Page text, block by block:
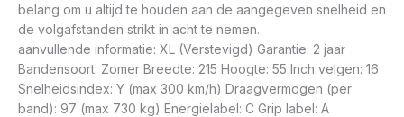
belang om u altijd te houden aan de aangegeven snelheid en
de volgafstanden strikt in acht te nemen.
aanvullende informatie: XL (Verstevigd) Garantie: 2 jaar
Bandensoort: Zomer Breedte: 215 Hoogte: 55 Inch velgen: 16
Snelheidsindex: Y (max 300 km/h) Draagvermogen (per
band): 97 (max 730 kg) Energielabel: C Grip label: A